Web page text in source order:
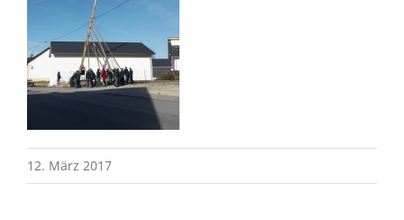
12. März 2017